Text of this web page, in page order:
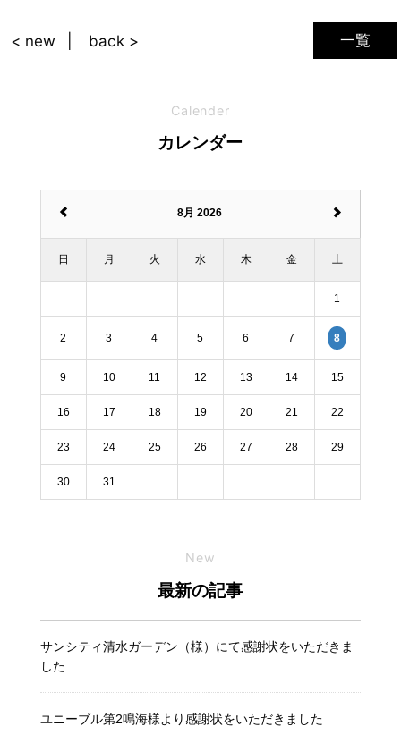
一覧
< new back >
Calender
カレンダー
8月 2026
日 月 火 水 木 金 土
1
2 3 4 5 6 7 8
9 10 11 12 13 14 15
16 17 18 19 20 21 22
23 24 25 26 27 28 29
30 31
New
最新の記事
サンシティ清水ガーデン（様）にて感謝状をいただきま
した
ユニーブル第2鳴海様より感謝状をいただきました